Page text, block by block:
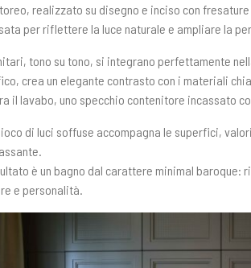
realizzato su disegno e inciso con
per riflettere la luce naturale e ampliare la
tono su tono, si integrano perfettamente
crea un elegante contrasto con i materiali
il lavabo, uno specchio contenitore incassato
di luci soffuse accompagna le superfici,
è un bagno dal carattere minimal
e personalità.